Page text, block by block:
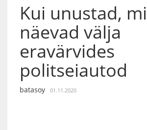
Kui unustad,
näevad välja
eravärvides
politseiautod
batasoy 01.11.2020